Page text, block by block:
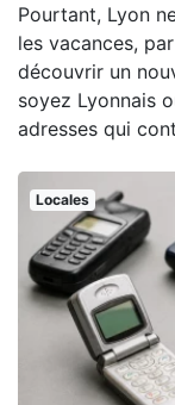
Pourtant, Lyon
les vacances,
découvrir un
soyez Lyonnais
adresses qui
Locales